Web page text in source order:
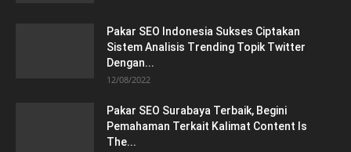
Pakar SEO Indonesia Sukses Ciptakan
Sistem Analisis Trending Topik Twitter
Dengan...
12/08/2022
Pakar SEO Surabaya Terbaik, Begini
Pemahaman Terkait Kalimat Content Is
The...